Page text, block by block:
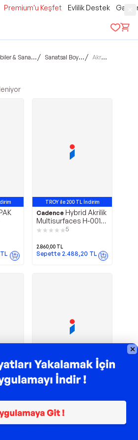
Premium'u Keşfet Evlilik Destek
& Sanatsal Çalışmalar / Sanatsal Boya ve Malzeme / Akrilik Boya
TL
TROY ile 200 TL İndirim
Cadence Hybrid Akrilik
Multisurfaces H-001
Beyaz 2000Ml
5
2.860,00 TL
Sepette 2.488,20 TL
cc
TROY ile 200 TL İndirim
Cadence